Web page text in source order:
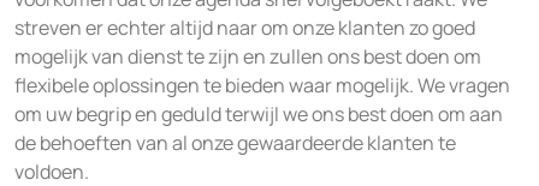
streven er echter altijd naar om onze klanten zo goed
mogelijk van dienst te zijn en zullen ons best doen om
flexibele oplossingen te bieden waar mogelijk. We vragen
om uw begrip en geduld terwijl we ons best doen om aan
de behoeften van al onze gewaardeerde klanten te
voldoen.